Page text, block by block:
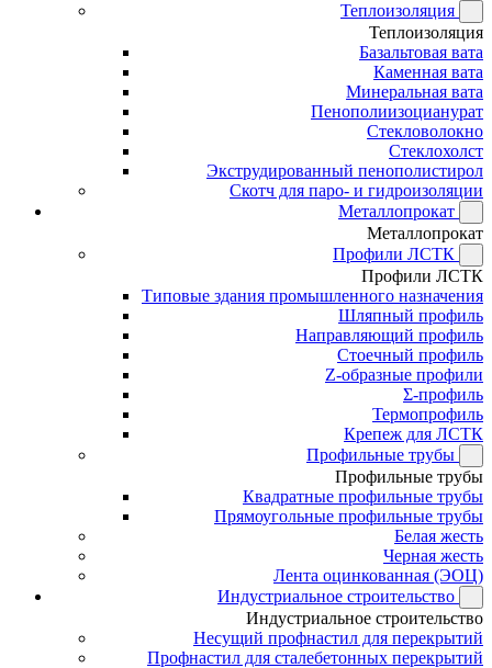
Теплоизоляция
Теплоизоляция
Базальтовая вата
Каменная вата
Минеральная вата
Пенополиизоцианурат
Стекловолокно
Стеклохолст
Экструдированный пенополистирол
Скотч для паро- и гидроизоляции
Металлопрокат
Металлопрокат
Профили ЛСТК
Профили ЛСТК
Типовые здания промышленного назначения
Шляпный профиль
Направляющий профиль
Стоечный профиль
Z-образные профили
Σ-профиль
Термопрофиль
Крепеж для ЛСТК
Профильные трубы
Профильные трубы
Квадратные профильные трубы
Прямоугольные профильные трубы
Белая жесть
Черная жесть
Лента оцинкованная (ЭОЦ)
Индустриальное строительство
Индустриальное строительство
Несущий профнастил для перекрытий
Профнастил для сталебетонных перекрытий